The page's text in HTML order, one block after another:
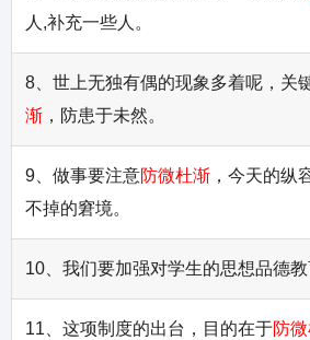
人,补充一些人。
8、世上无独有偶的现象多着呢，关
渐 ，防患于未然。
9、做事要注意防微杜渐 ，今天的纵
不掉的窘境。
10、我们要加强对学生的思想品德教
11、这项制度的出台，目的在于防